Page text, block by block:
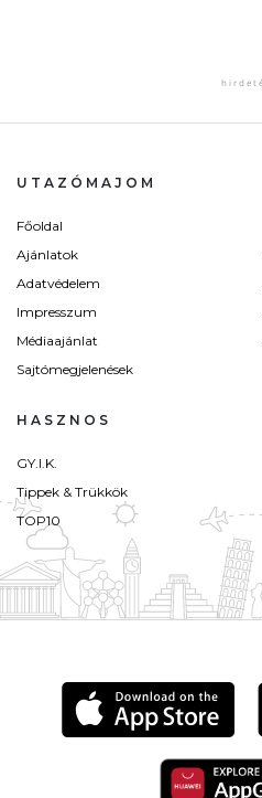
UTAZÓMAJOM
Főoldal
Ajánlatok
Adatvédelem
Impresszum
Médiaajánlat
Sajtómegjelenések
HASZNOS
GY.I.K.
Tippek & Trükkök
TOP10